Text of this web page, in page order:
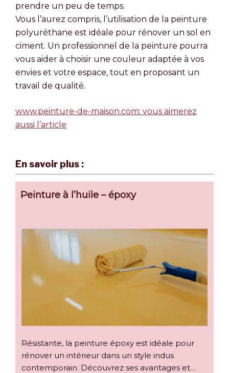
prendre un peu de temps.
Vous l’aurez compris, l’utilisation de la peinture
polyuréthane est idéale pour rénover un sol en
ciment. Un professionnel de la peinture pourra
vous aider à choisir une couleur adaptée à vos
envies et votre espace, tout en proposant un
travail de qualité.
www.peinture-de-maison.com: vous aimerez
aussi l’article
En savoir plus :
Peinture à l’huile – époxy
Résistante, la peinture époxy est idéale pour
rénover un intérieur dans un style indus
contemporain. Découvrez ses avantages et…